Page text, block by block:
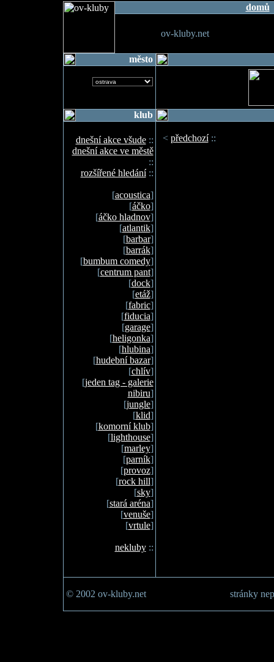
domů
ov-kluby.net
město
klub
dnešní akce všude::
dnešní akce ve městě
::
rozšířené hledání::
[acoustica]
[áčko]
[áčko hladnov]
[atlantik]
[barbar]
[barrák]
[bumbum comedy]
[centrum pant]
[dock]
[etáž]
[fabric]
[fiducia]
[garage]
[heligonka]
[hlubina]
[hudební bazar]
[chlív]
[jeden tag - galerie
nibiru]
[jungle]
[klid]
[komorní klub]
[lighthouse]
[marley]
[parník]
[provoz]
[rock hill]
[sky]
[stará aréna]
[venuše]
[vrtule]
nekluby::
< předchozí::
© 2002 ov-kluby.net stránky